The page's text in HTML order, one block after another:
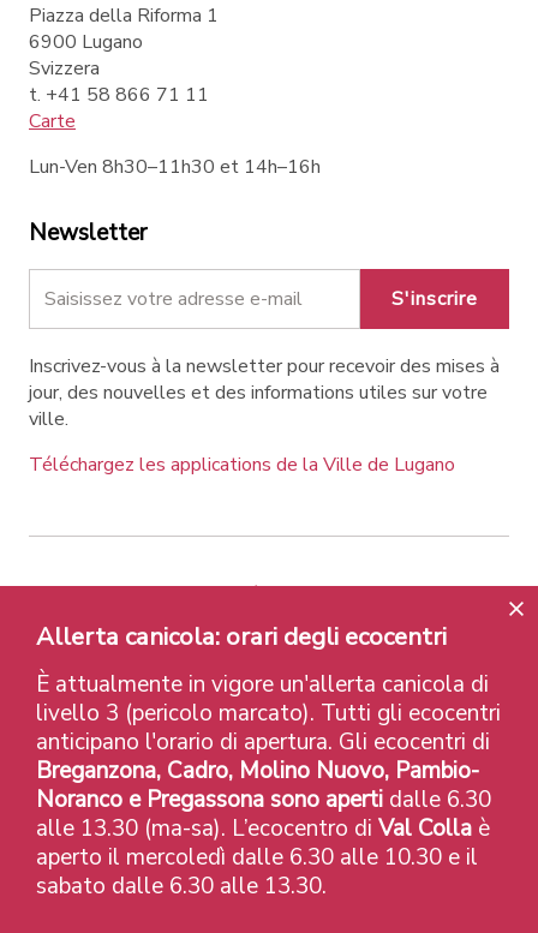
Piazza della Riforma 1
6900 Lugano
Svizzera
t. +41 58 866 71 11
Carte
Lun-Ven 8h30–11h30 et 14h–16h
Newsletter
S'inscrire
Inscrivez-vous à la newsletter pour recevoir des mises à
jour, des nouvelles et des informations utiles sur votre
ville.
Téléchargez les applications de la Ville de Lugano
Contatti Liens
Avis légal
Politique de confidentialité
Labels et Distinctions
Credits
© 2026 Città di Lugano
Allerta canicola: orari degli ecocentri
È attualmente in vigore un'allerta canicola di
livello 3 (pericolo marcato). Tutti gli ecocentri
anticipano l'orario di apertura. Gli ecocentri di
Breganzona, Cadro, Molino Nuovo, Pambio-
Noranco e Pregassona sono aperti dalle 6.30
alle 13.30 (ma-sa). L’ecocentro di Val Colla è
aperto il mercoledì dalle 6.30 alle 10.30 e il
sabato dalle 6.30 alle 13.30.